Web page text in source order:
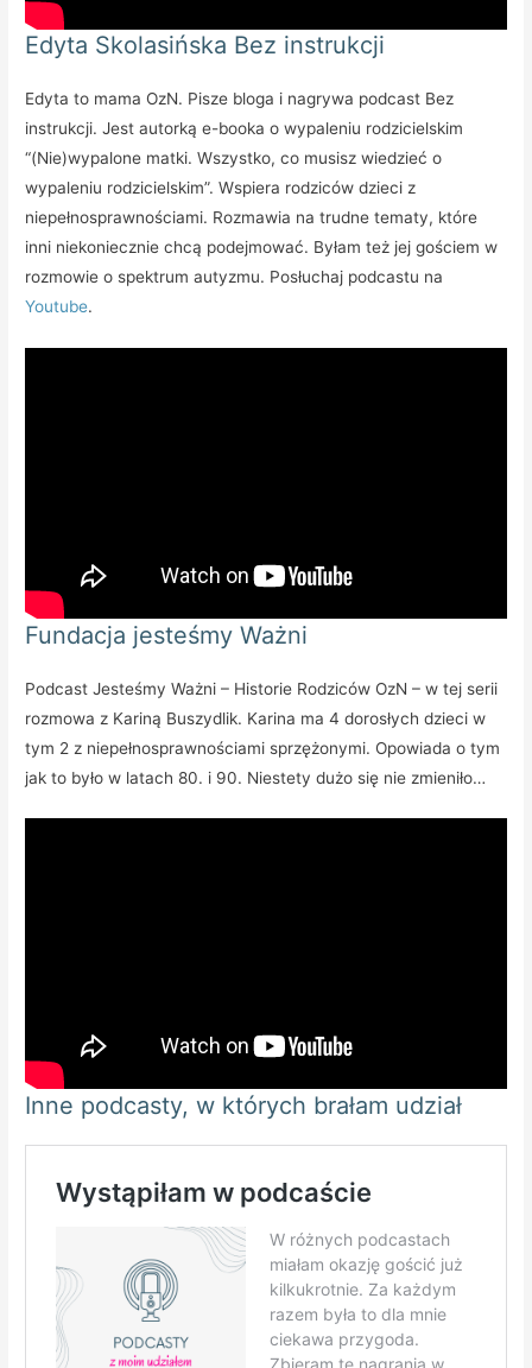
Edyta Skolasińska Bez instrukcji
Edyta to mama OzN. Pisze bloga i nagrywa podcast Bez
instrukcji. Jest autorką e-booka o wypaleniu rodzicielskim
“(Nie)wypalone matki. Wszystko, co musisz wiedzieć o
wypaleniu rodzicielskim”. Wspiera rodziców dzieci z
niepełnosprawnościami. Rozmawia na trudne tematy, które
inni niekoniecznie chcą podejmować. Byłam też jej gościem w
rozmowie o spektrum autyzmu. Posłuchaj podcastu na
Youtube.
Fundacja jesteśmy Ważni
Podcast Jesteśmy Ważni – Historie Rodziców OzN – w tej serii
rozmowa z Kariną Buszydlik. Karina ma 4 dorosłych dzieci w
tym 2 z niepełnosprawnościami sprzężonymi. Opowiada o tym
jak to było w latach 80. i 90. Niestety dużo się nie zmieniło…
Inne podcasty, w których brałam udział